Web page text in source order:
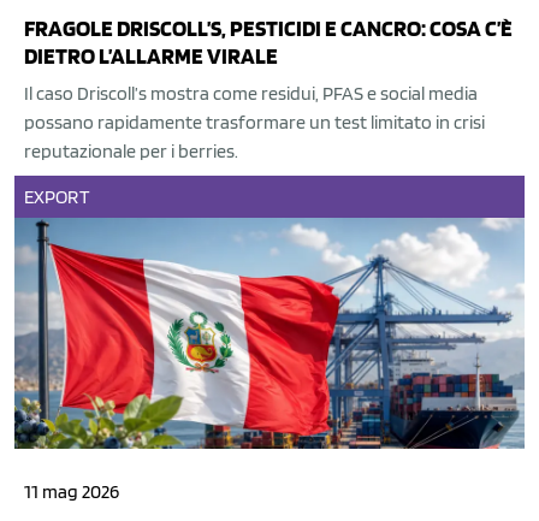
FRAGOLE DRISCOLL’S, PESTICIDI E CANCRO: COSA C’È
DIETRO L’ALLARME VIRALE
Il caso Driscoll’s mostra come residui, PFAS e social media
possano rapidamente trasformare un test limitato in crisi
reputazionale per i berries.
EXPORT
11 mag 2026